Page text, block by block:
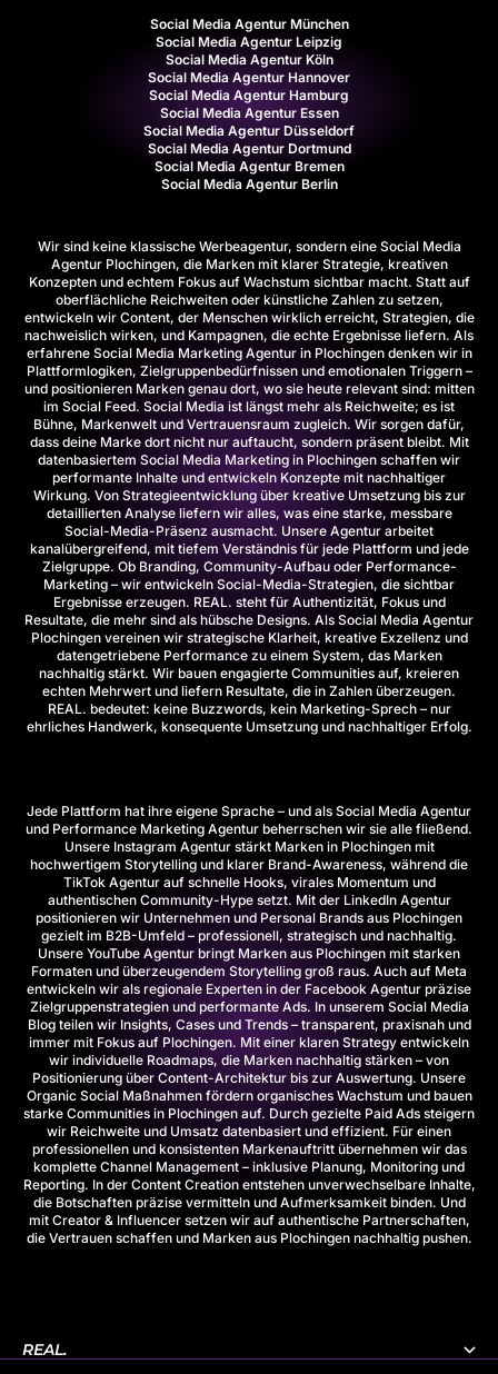
Social Media Agentur München
Social Media Agentur Leipzig
Social Media Agentur Köln
Social Media Agentur Hannover
Social Media Agentur Hamburg
Social Media Agentur Essen
Social Media Agentur Düsseldorf
Social Media Agentur Dortmund
Social Media Agentur Bremen
Social Media Agentur Berlin
Wir sind keine klassische Werbeagentur, sondern eine Social Media
Agentur Plochingen, die Marken mit klarer Strategie, kreativen
Konzepten und echtem Fokus auf Wachstum sichtbar macht. Statt auf
oberflächliche Reichweiten oder künstliche Zahlen zu setzen,
entwickeln wir Content, der Menschen wirklich erreicht, Strategien, die
nachweislich wirken, und Kampagnen, die echte Ergebnisse liefern. Als
erfahrene Social Media Marketing Agentur in Plochingen denken wir in
Plattformlogiken, Zielgruppenbedürfnissen und emotionalen Triggern –
und positionieren Marken genau dort, wo sie heute relevant sind: mitten
im Social Feed. Social Media ist längst mehr als Reichweite; es ist
Bühne, Markenwelt und Vertrauensraum zugleich. Wir sorgen dafür,
dass deine Marke dort nicht nur auftaucht, sondern präsent bleibt. Mit
datenbasiertem Social Media Marketing in Plochingen schaffen wir
performante Inhalte und entwickeln Konzepte mit nachhaltiger
Wirkung. Von Strategieentwicklung über kreative Umsetzung bis zur
detaillierten Analyse liefern wir alles, was eine starke, messbare
Social-Media-Präsenz ausmacht. Unsere Agentur arbeitet
kanalübergreifend, mit tiefem Verständnis für jede Plattform und jede
Zielgruppe. Ob Branding, Community-Aufbau oder Performance-
Marketing – wir entwickeln Social-Media-Strategien, die sichtbar
Ergebnisse erzeugen. REAL. steht für Authentizität, Fokus und
Resultate, die mehr sind als hübsche Designs. Als Social Media Agentur
Plochingen vereinen wir strategische Klarheit, kreative Exzellenz und
datengetriebene Performance zu einem System, das Marken
nachhaltig stärkt. Wir bauen engagierte Communities auf, kreieren
echten Mehrwert und liefern Resultate, die in Zahlen überzeugen.
REAL. bedeutet: keine Buzzwords, kein Marketing-Sprech – nur
ehrliches Handwerk, konsequente Umsetzung und nachhaltiger Erfolg.
Jede Plattform hat ihre eigene Sprache – und als Social Media Agentur
und Performance Marketing Agentur beherrschen wir sie alle fließend.
Unsere Instagram Agenturstärkt Marken in Plochingen mit
hochwertigem Storytelling und klarer Brand-Awareness, während die
TikTok Agenturauf schnelle Hooks, virales Momentum und
authentischen Community-Hype setzt. Mit der LinkedIn Agentur
positionieren wir Unternehmen und Personal Brands aus Plochingen
gezielt im B2B-Umfeld – professionell, strategisch und nachhaltig.
Unsere YouTube Agentur bringt Marken aus Plochingen mit starken
Formaten und überzeugendem Storytelling groß raus. Auch auf Meta
entwickeln wir als regionale Experten in der Facebook Agentur präzise
Zielgruppenstrategien und performante Ads. In unserem Social Media
Blogteilen wir Insights, Cases und Trends – transparent, praxisnah und
immer mit Fokus auf Plochingen. Mit einer klaren Strategy entwickeln
wir individuelle Roadmaps, die Marken nachhaltig stärken – von
Positionierung über Content-Architektur bis zur Auswertung. Unsere
Organic SocialMaßnahmen fördern organisches Wachstum und bauen
starke Communities in Plochingen auf. Durch gezielte Paid Ads steigern
wir Reichweite und Umsatz datenbasiert und effizient. Für einen
professionellen und konsistenten Markenauftritt übernehmen wir das
komplette Channel Management – inklusive Planung, Monitoring und
Reporting. In der Content Creationentstehen unverwechselbare Inhalte,
die Botschaften präzise vermitteln und Aufmerksamkeit binden. Und
mit Creator & Influencersetzen wir auf authentische Partnerschaften,
die Vertrauen schaffen und Marken aus Plochingen nachhaltig pushen.
REAL.